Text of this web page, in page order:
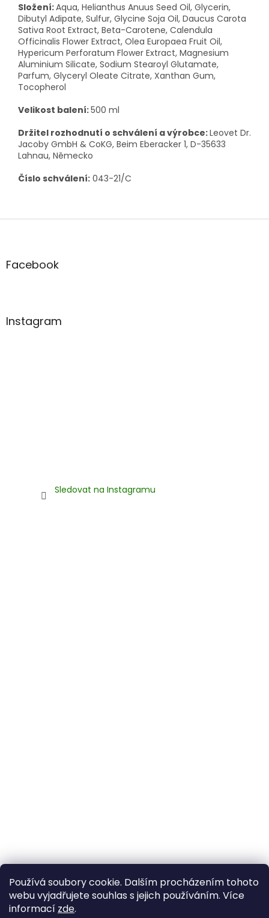
Používá soubory cookie. Dalším procházením tohoto
webu vyjadřujete souhlas s jejich používáním. Více
informací zde.
Složení:Aqua, Helianthus Anuus Seed Oil, Glycerin,
Dibutyl Adipate, Sulfur, Glycine Soja Oil, Daucus Carota
Sativa Root Extract, Beta-Carotene, Calendula
Officinalis Flower Extract, Olea Europaea Fruit Oil,
Hypericum Perforatum Flower Extract, Magnesium
Aluminium Silicate, Sodium Stearoyl Glutamate,
Parfum, Glyceryl Oleate Citrate, Xanthan Gum,
Tocopherol
Velikost balení:500 ml
Držitel rozhodnutí o schválení a výrobce:Leovet Dr.
Jacoby GmbH & CoKG, Beim Eberacker 1, D-35633
Lahnau, Německo
Číslo schválení: 043-21/C
Z
aFacebook
Instagram
Sledovat na Instagramu